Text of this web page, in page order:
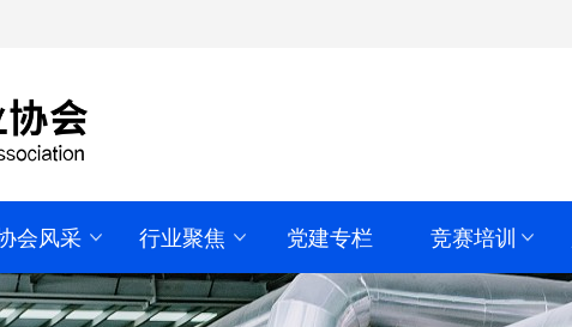
会风采 行业聚焦 党建专栏 竞赛培训